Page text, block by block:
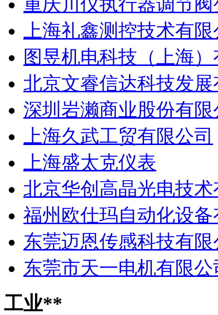
上海礼鑫测控技术有
图昱机电科技（上海
北京文睿信达科技发
深圳岩濑商业股份有限
上海久武工贸有限公司
上海盛太克仪表
北京华创高晶光电技
福州欧仕玛自动化设
东莞迈恩传感科技有限
东莞市天一电机有限公
工业**